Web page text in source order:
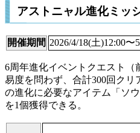
アストニャル進化ミッ
開催期間 2026/4/18(土)12:00〜
6周年進化イベントクエスト
易度を問わず、合計300回ク
の進化に必要なアイテム「ソ
を1個獲得できる。